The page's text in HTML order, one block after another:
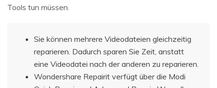
Tools tun müssen.
Sie können mehrere Videodateien gleichzeitig
reparieren. Dadurch sparen Sie Zeit, anstatt
eine Videodatei nach der anderen zu reparieren.
Wondershare Repairit verfügt über die Modi